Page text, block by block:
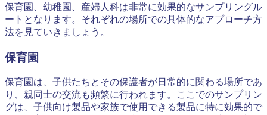
保育園、幼稚園、産婦人科は非常に効果的なサンプリングル
ートとなります。それぞれの場所での具体的なアプローチ方
法を見ていきましょう。
保育園
保育園は、子供たちとその保護者が日常的に関わる場所であ
り、親同士の交流も頻繁に行われます。ここでのサンプリン
グは、子供向け製品や家族で使用できる製品に特に効果的で